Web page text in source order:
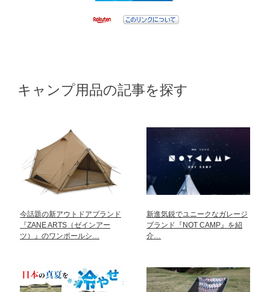
キャンプ用品の記事を探す
今話題の新アウトドアブランド
『ZANE ARTS（ゼインアー
ツ）』のワンポールシ…
新進気鋭でユニークなガレージ
ブランド『NOT CAMP』を紹
介…